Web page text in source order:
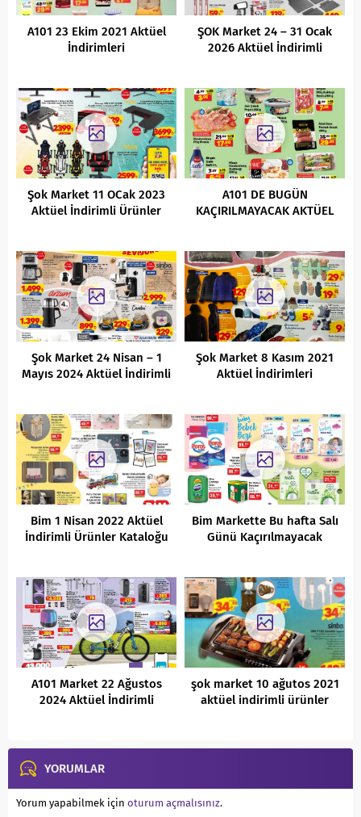
A101 23 Ekim 2021 Aktüel
İndirimleri
ŞOK Market 24 – 31 Ocak
2026 Aktüel İndirimli
Şok Market 11 OCak 2023
Aktüel İndirimli Ürünler
A101 DE BUGÜN
KAÇIRILMAYACAK AKTÜEL
Şok Market 24 Nisan – 1
Mayıs 2024 Aktüel İndirimli
Şok Market 8 Kasım 2021
Aktüel İndirimleri
Bim 1 Nisan 2022 Aktüel
İndirimli Ürünler Kataloğu
Bim Markette Bu hafta Salı
Günü Kaçırılmayacak
A101 Market 22 Ağustos
2024 Aktüel İndirimli
şok market 10 ağutos 2021
aktüel indirimli ürünler
YORUMLAR
Yorum yapabilmek için oturum açmalısınız.